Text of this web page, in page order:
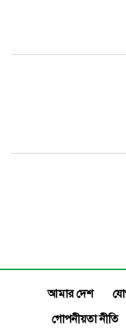
আমার দেশ
গোপনীয়তা নীতি